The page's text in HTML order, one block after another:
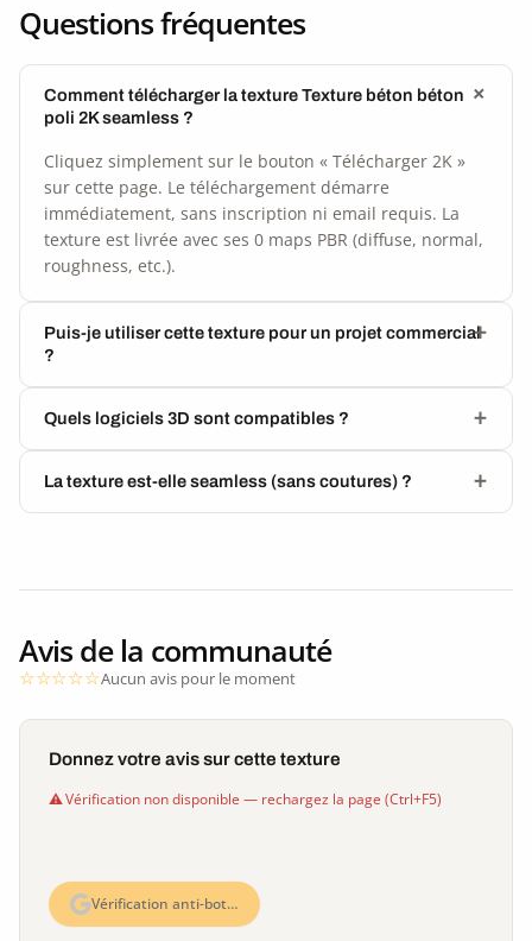
Questions fréquentes
Comment télécharger la texture Texture béton béton
poli 2K seamless ?
Cliquez simplement sur le bouton « Télécharger 2K »
sur cette page. Le téléchargement démarre
immédiatement, sans inscription ni email requis. La
texture est livrée avec ses 0 maps PBR (diffuse, normal,
roughness, etc.).
Puis-je utiliser cette texture pour un projet commercial
?
Quels logiciels 3D sont compatibles ?
La texture est-elle seamless (sans coutures) ?
Avis de la communauté
Aucun avis pour le moment
Donnez votre avis sur cette texture
Vérification non disponible — rechargez la page (Ctrl+F5)
Vérification anti-bot…